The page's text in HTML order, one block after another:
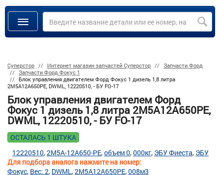
Суперстор Интернет магазин запчастей Суперстор
Запчасти Форд
Запчасти Форд Фокус 1
Блок управления двигателем Форд Фокус 1 дизель 1,8 литра
2M5A12A650PE, DWML, 12220510, - БУ FO-17
Блок управления двигателем Форд
Фокус 1 дизель 1,8 литра 2M5A12A650PE,
DWML, 12220510, - БУ FO-17
ОСТАЛАСЬ 1 ШТУКА
Для подбора аналога нажмите на номер:
12220510 2M5A-12A650-PE объем 0 000кг ЭБУ Фиеста ЭБУ
Фокус Вес: 2 DWML 2M5A12A650PE 008м3